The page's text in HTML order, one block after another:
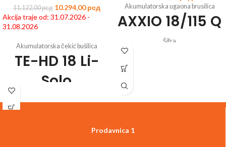
11.122,00рсд 10.294,00рсд
Akcija traje od: 31.07.2026 -
31.08.2026
Akumulatorska čekić bušilica
TE-HD 18 Li-
Solo
Šifra
artikla:
3 funkcije: odvijanje, bušenje, udarno
Akumulatorska ugaona brusilica
AXXIO 18/115 Q
Šifra
artikla:
Navrtanj za brzo popravljanje za laku
zamenu diska bez alata
pokretanja za bezbednost korisnika
Prodavnica 1